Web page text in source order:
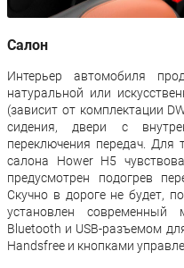
Салон
Интерьер автомобиля
натуральной или
(зависит от комплектации
сидения, двери с
переключения передач. Для
салона Hower H5
предусмотрен подогрев
Скучно в дороге не будет,
установлен
Bluetooth и USB-разъемом
Handsfree и кнопками